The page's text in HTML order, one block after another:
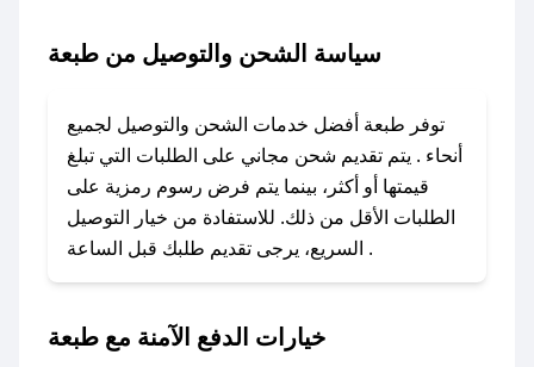
باستخدام تطبيق صحصح، يمكنك العثور بسهولة على
تواصل معنا عبر تويتر أو البريد الإلكتروني لإضافته
بسرعة.
### كيفية استخدام كود خصم طبعة؟
1. انسخ كود الخصم من تطبيق صحصح.
2. الصقه في خانة الدفع عند التسوق من طبعة.
### ماذا أفعل إذا لم يعمل كود الخصم؟
سياسة الشحن والتوصيل من طبعة
توفر طبعة أفضل خدمات الشحن والتوصيل لجميع
أنحاء . يتم تقديم شحن مجاني على الطلبات التي تبلغ
قيمتها أو أكثر، بينما يتم فرض رسوم رمزية على
الطلبات الأقل من ذلك. للاستفادة من خيار التوصيل
السريع، يرجى تقديم طلبك قبل الساعة .
خيارات الدفع الآمنة مع طبعة